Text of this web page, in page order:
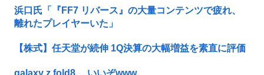
浜口氏「『FF7 リバース』の大量コンテンツで疲れ、
離れたプレイヤーいた」
【株式】任天堂が続伸 1Q決算の大幅増益を素直に評価
galaxy z fold8 、いいぞwww